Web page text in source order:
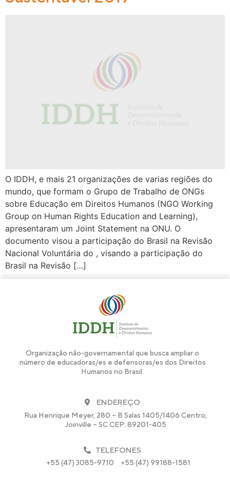
O IDDH, e mais 21 organizações de varias regiões do
mundo, que formam o Grupo de Trabalho de ONGs
sobre Educação em Direitos Humanos (NGO Working
Group on Human Rights Education and Learning),
apresentaram um Joint Statement na ONU. O
documento visou a participação do Brasil na Revisão
Nacional Voluntária do , visando a participação do
Brasil na Revisão […]
Organização não-governamental que busca ampliar o
número de educadoras/es e defensoras/es dos Direitos
Humanos no Brasil.
ENDEREÇO
Rua Henrique Meyer, 280 – B Salas 1405/1406 Centro,
Joinville – SC CEP: 89201-405
TELEFONES
+55 (47) 3085-9710 +55 (47) 99188-1581